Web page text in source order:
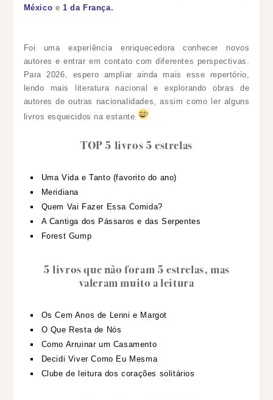
México e 1 da França.
Foi uma experiência enriquecedora conhecer novos
autores e entrar em contato com diferentes perspectivas.
Para 2026, espero ampliar ainda mais esse repertório,
lendo mais literatura nacional e explorando obras de
autores de outras nacionalidades, assim como ler alguns
livros esquecidos na estante.
TOP 5 livros 5 estrelas
Uma Vida e Tanto (favorito do ano)
Meridiana
Quem Vai Fazer Essa Comida?
A Cantiga dos Pássaros e das Serpentes
Forest Gump
5 livros que não foram 5 estrelas, mas
valeram muito a leitura
Os Cem Anos de Lenni e Margot
O Que Resta de Nós
Como Arruinar um Casamento
Decidi Viver Como Eu Mesma
Clube de leitura dos corações solitários